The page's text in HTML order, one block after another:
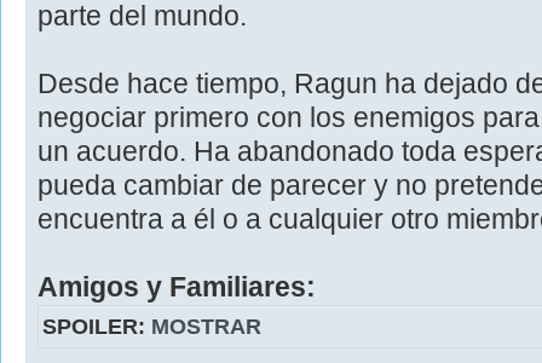
parte del mundo.
Desde hace tiempo, Ragun ha dejado
negociar primero con los enemigos
un acuerdo. Ha abandonado toda
pueda cambiar de parecer y no
encuentra a él o a cualquier otro
Amigos y Familiares:
SPOILER: MOSTRAR